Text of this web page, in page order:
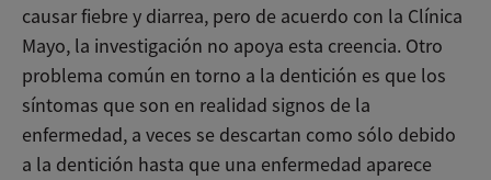
causar fiebre y diarrea, pero de acuerdo con la Clínica
Mayo, la investigación no apoya esta creencia. Otro
problema común en torno a la dentición es que los
síntomas que son en realidad signos de la
enfermedad, a veces se descartan como sólo debido
a la dentición hasta que una enfermedad aparece